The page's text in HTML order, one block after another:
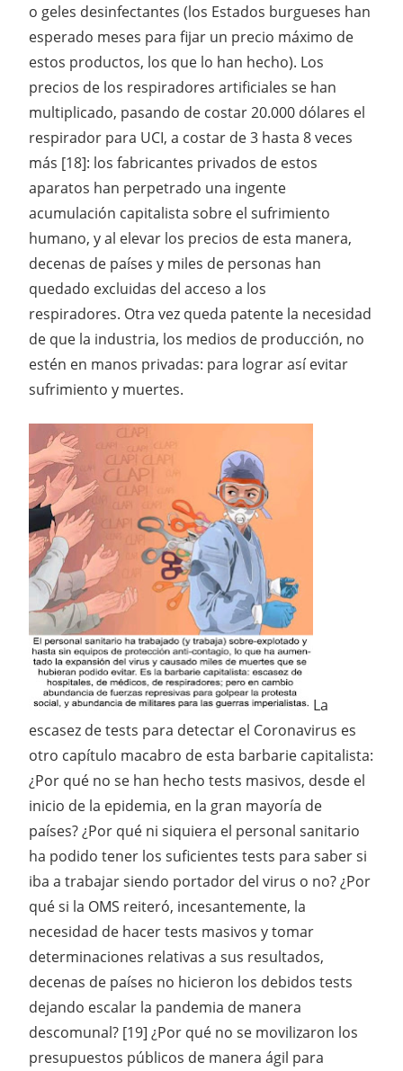
o geles desinfectantes (los Estados burgueses han
esperado meses para fijar un precio máximo de
estos productos, los que lo han hecho). Los
precios de los respiradores artificiales se han
multiplicado, pasando de costar 20.000 dólares el
respirador para UCI, a costar de 3 hasta 8 veces
más [18]: los fabricantes privados de estos
aparatos han perpetrado una ingente
acumulación capitalista sobre el sufrimiento
humano, y al elevar los precios de esta manera,
decenas de países y miles de personas han
quedado excluidas del acceso a los
respiradores. Otra vez queda patente la necesidad
de que la industria, los medios de producción, no
estén en manos privadas: para lograr así evitar
sufrimiento y muertes.
La
escasez de tests para detectar el Coronavirus es
otro capítulo macabro de esta barbarie capitalista:
¿Por qué no se han hecho tests masivos, desde el
inicio de la epidemia, en la gran mayoría de
países? ¿Por qué ni siquiera el personal sanitario
ha podido tener los suficientes tests para saber si
iba a trabajar siendo portador del virus o no? ¿Por
qué si la OMS reiteró, incesantemente, la
necesidad de hacer tests masivos y tomar
determinaciones relativas a sus resultados,
decenas de países no hicieron los debidos tests
dejando escalar la pandemia de manera
descomunal? [19] ¿Por qué no se movilizaron los
presupuestos públicos de manera ágil para